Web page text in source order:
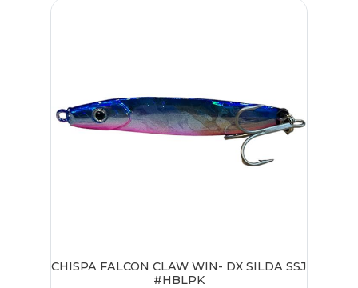
CHISPA FALCON CLAW WIN- DX SILDA SSJ
#HBLPK